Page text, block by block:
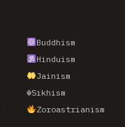
Buddhism
Hinduism
Jainism
☬Sikhism
Zoroastrianism